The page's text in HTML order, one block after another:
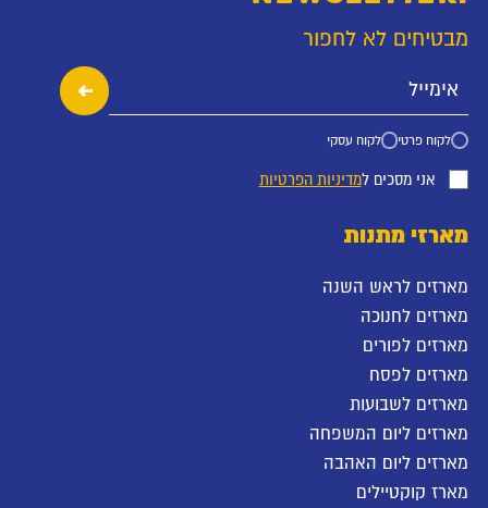
מבטיחים לא לחפור
לקוח פרטי לקוח עסקי
אני מסכים למדיניות הפרטיות
מארזי מתנות
מארזים לראש השנה
מארזים לחנוכה
מארזים לפורים
מארזים לפסח
מארזים לשבועות
מארזים ליום המשפחה
מארזים ליום האהבה
מארז קוקטיילים